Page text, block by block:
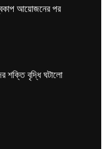
আয়োজনের পর
শক্তি বৃদ্ধি ঘটালো